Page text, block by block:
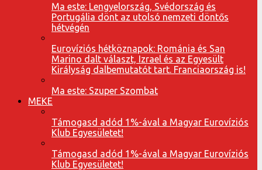
Ma este: Lengyelország, Svédország és
Portugália dönt az utolsó nemzeti döntős
hétvégén
Eurovíziós hétköznapok: Románia és San
Marino dalt választ, Izrael és az Egyesült
Királyság dalbemutatót tart. Franciaország is!
Ma este: Szuper Szombat
MEKE
Támogasd adód 1%-ával a Magyar Eurovíziós
Klub Egyesületet!
Támogasd adód 1%-ával a Magyar Eurovíziós
Klub Egyesületet!